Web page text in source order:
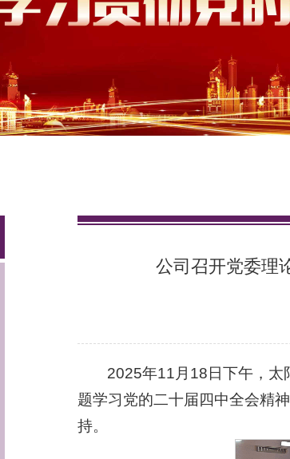
公司召开党委理
2025年11月18日下午，太
题学习党的二十届四中全会精
持。